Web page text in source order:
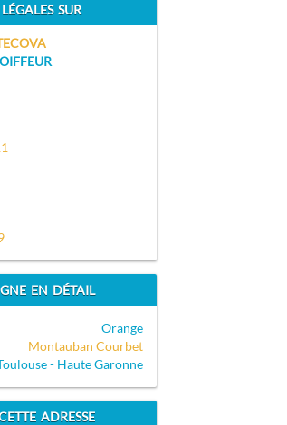
SUR
EN DÉTAIL
Orange
Montauban Courbet
- Haute Garonne
ADRESSE